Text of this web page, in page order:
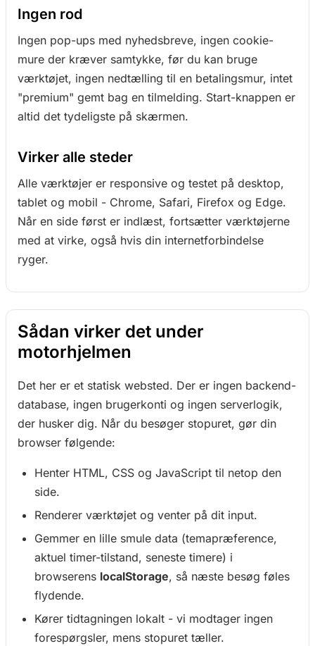
Ingen rod
Ingen pop-ups med nyhedsbreve, ingen cookie-
mure der kræver samtykke, før du kan bruge
værktøjet, ingen nedtælling til en betalingsmur, intet
"premium" gemt bag en tilmelding. Start-knappen er
altid det tydeligste på skærmen.
Virker alle steder
Alle værktøjer er responsive og testet på desktop,
tablet og mobil - Chrome, Safari, Firefox og Edge.
Når en side først er indlæst, fortsætter værktøjerne
med at virke, også hvis din internetforbindelse
ryger.
Sådan virker det under
motorhjelmen
Det her er et statisk websted. Der er ingen backend-
database, ingen brugerkonti og ingen serverlogik,
der husker dig. Når du besøger stopuret, gør din
browser følgende:
Henter HTML, CSS og JavaScript til netop den
side.
Renderer værktøjet og venter på dit input.
Gemmer en lille smule data (temapræference,
aktuel timer-tilstand, seneste timere) i
browserens localStorage, så næste besøg føles
flydende.
Kører tidtagningen lokalt - vi modtager ingen
forespørgsler, mens stopuret tæller.